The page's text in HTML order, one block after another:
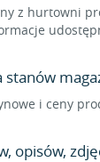
z hurtowni
stanów
i ceny
opisów,